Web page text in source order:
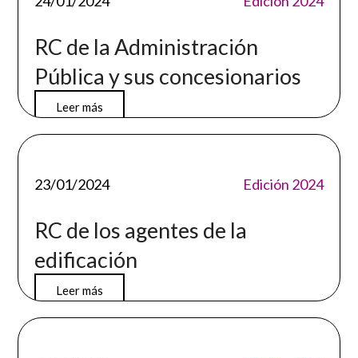
RC de la Administración
Pública y sus concesionarios
Leer más
23/01/2024 Edición 2024
RC de los agentes de la
edificación
Leer más